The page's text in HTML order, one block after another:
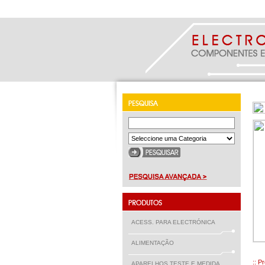
ACESS. PARA ELECTRÓNICA
ALIMENTAÇÃO
APARELHOS TESTE E MEDIDA ::